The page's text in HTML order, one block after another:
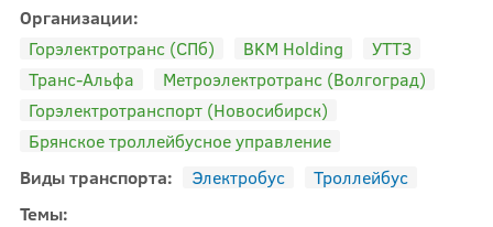
Организации:
Горэлектротранс (СПб)
BKM Holding
УТТЗ
Транс-Альфа
Метроэлектротранс (Волгоград)
Горэлектротранспорт (Новосибирск)
Брянское троллейбусное управление
Виды транспорта:
Электробус
Троллейбус
Темы: